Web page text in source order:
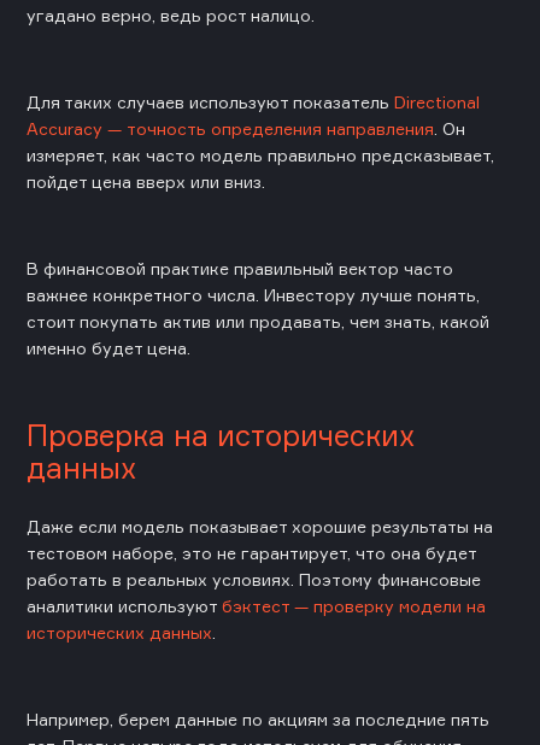
угадано верно, ведь рост налицо.
Для таких случаев используют показатель Directional
Accuracy — точность определения направления . Он
измеряет, как часто модель правильно предсказывает,
пойдет цена вверх или вниз.
В финансовой практике правильный вектор часто
важнее конкретного числа. Инвестору лучше понять,
стоит покупать актив или продавать, чем знать, какой
именно будет цена.
Проверка на исторических
данных
Даже если модель показывает хорошие результаты на
тестовом наборе, это не гарантирует, что она будет
работать в реальных условиях. Поэтому финансовые
аналитики используют бэктест — проверку модели на
исторических данных
Например, берем данные по акциям за последние пять